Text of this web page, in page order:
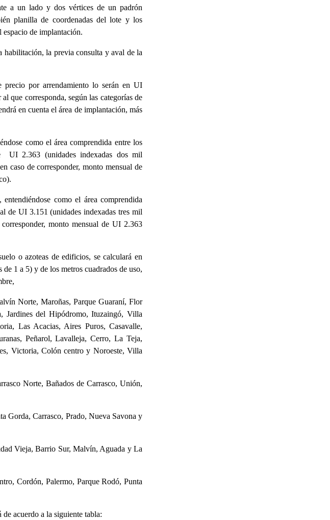
a un lado y dos vértices de un padrón
planilla de coordenadas del lote y los
espacio de implantación.
habilitación, la previa consulta y aval de la
precio por arrendamiento lo serán en UI
que corresponda, según las categorías de
en cuenta el área de implantación, más
como el área comprendida entre los
UI 2.363 (unidades indexadas dos mil
caso de corresponder, monto mensual de
como el área comprendida
de UI 3.151 (unidades indexadas tres mil
, monto mensual de UI 2.363
o azoteas de edificios, se calculará en
1 a 5) y de los metros cuadrados de uso,
Norte, Maroñas, Parque Guaraní, Flor
Jardines del Hipódromo, Ituzaingó, Villa
Las Acacias, Aires Puros, Casavalle,
Peñarol, Lavalleja, Cerro, La Teja,
Victoria, Colón centro y Noroeste, Villa
Norte, Bañados de Carrasco, Unión,
Gorda, Carrasco, Prado, Nueva Savona y
Vieja, Barrio Sur, Malvín, Aguada y La
Cordón, Palermo, Parque Rodó, Punta
acuerdo a la siguiente tabla: